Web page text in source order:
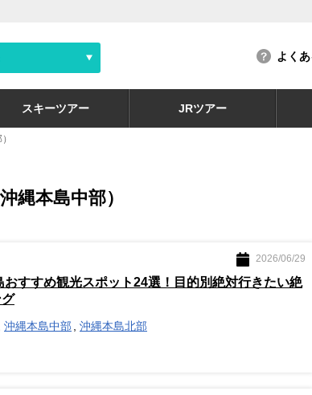
よく
スキーツアー JRツアー
縄本島中部）
2026/06/29
おすすめ観光スポット24選！目的別絶対行きたい絶
沖縄本島中部 沖縄本島北部